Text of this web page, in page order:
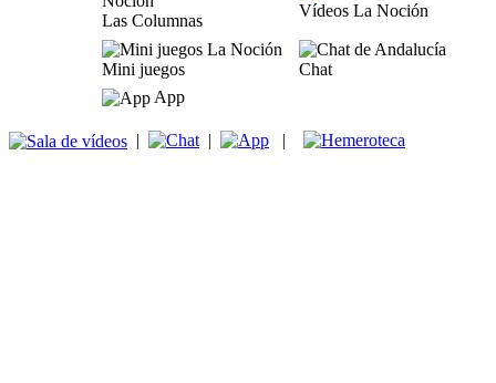
Las Columnas
Vídeos La Noción
Mini juegos
Chat
App
| | |